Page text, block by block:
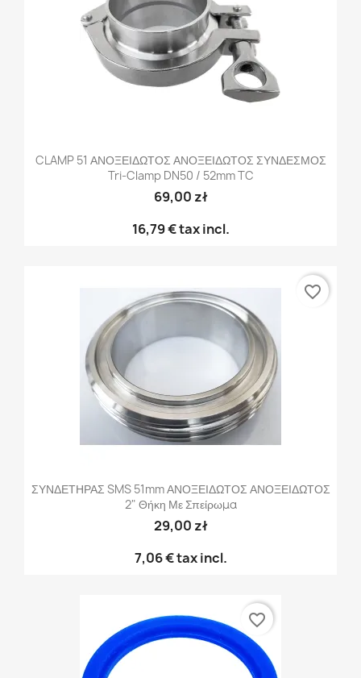
CLAMP 51 ΑΝΟΞΕΙΔΩΤΟΣ ΑΝΟΞΕΙΔΩΤΟΣ ΣΥΝΔΕΣΜΟΣ
Tri-Clamp DN50 / 52mm TC
69,00 zł
16,79 €tax incl.
ΣΥΝΔΕΤΗΡΑΣ SMS 51mm ΑΝΟΞΕΙΔΩΤΟΣ ΑΝΟΞΕΙΔΩΤΟΣ
2" Θήκη Με Σπείρωμα
29,00 zł
7,06 €tax incl.
favorite_border
favorite_border